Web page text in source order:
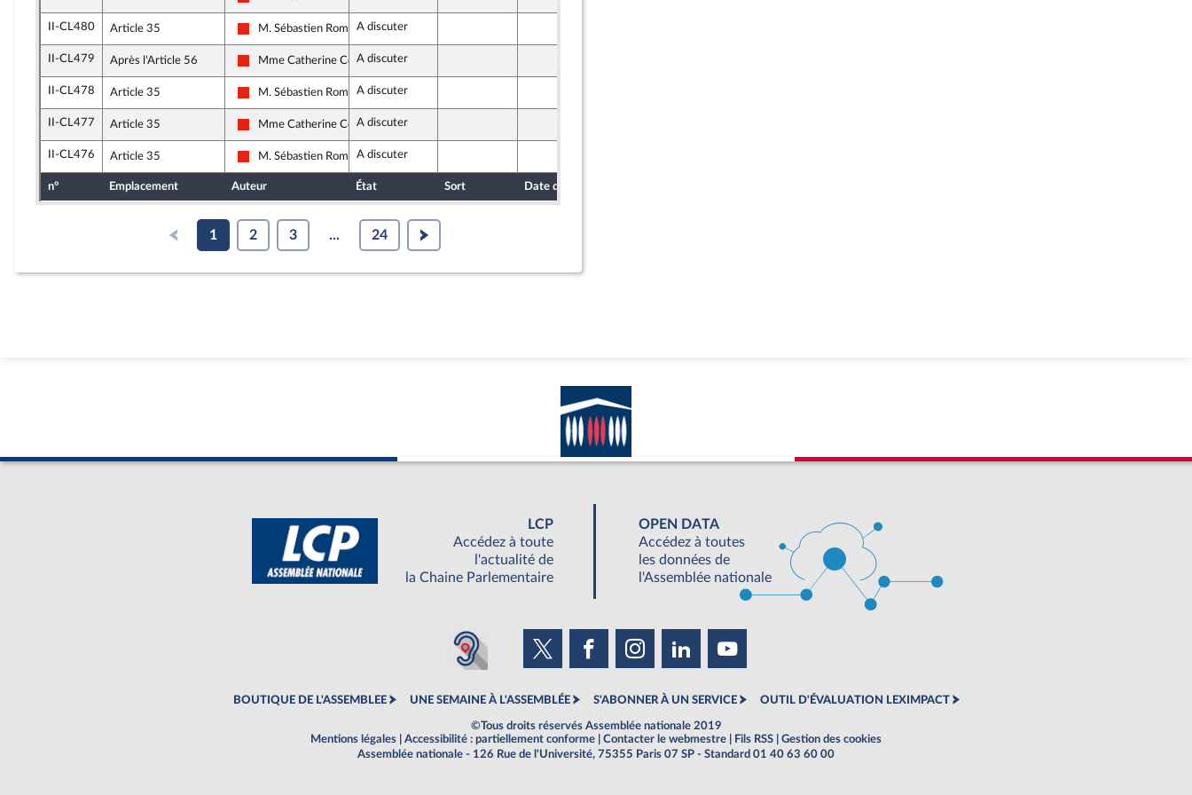
La France insoumise - Nouvelle Union Populaire écologique et sociale
II-CL480 Article 35
La France insoumise - Nouvelle Union Populaire écologique et sociale
M. Sébastien Rome A discuter
II-CL479 Après l'Article 56
La France insoumise - Nouvelle Union Populaire écologique et sociale
Mme Catherine Couturier
A discuter
II-CL478 Article 35
La France insoumise - Nouvelle Union Populaire écologique et sociale
M. Sébastien Rome A discuter
II-CL477 Article 35
La France insoumise - Nouvelle Union Populaire écologique et sociale
Mme Catherine Couturier
A discuter
II-CL476 Article 35
La France insoumise - Nouvelle Union Populaire écologique et sociale
M. Sébastien Rome A discuter
n° Emplacement Auteur État Sort Date d'examen
1 2 3 ... 24
LCP
Accédez à toute
l'actualité de
la Chaine Parlementaire
OPEN DATA
Accédez à toutes
les données de
l'Assemblée nationale
BOUTIQUE DE L'ASSEMBLEE UNE SEMAINE À L'ASSEMBLÉE S'ABONNER À UN SERVICE OUTIL D'ÉVALUATION LEXIMPACT
©Tous droits réservés Assemblée nationale 2019
Mentions légales
Accessibilité : partiellement conforme Contacter le webmestre Fils RSS
Gestion des cookies
Assemblée nationale - 126 Rue de l'Université, 75355 Paris 07 SP - Standard 01 40 63 60 00